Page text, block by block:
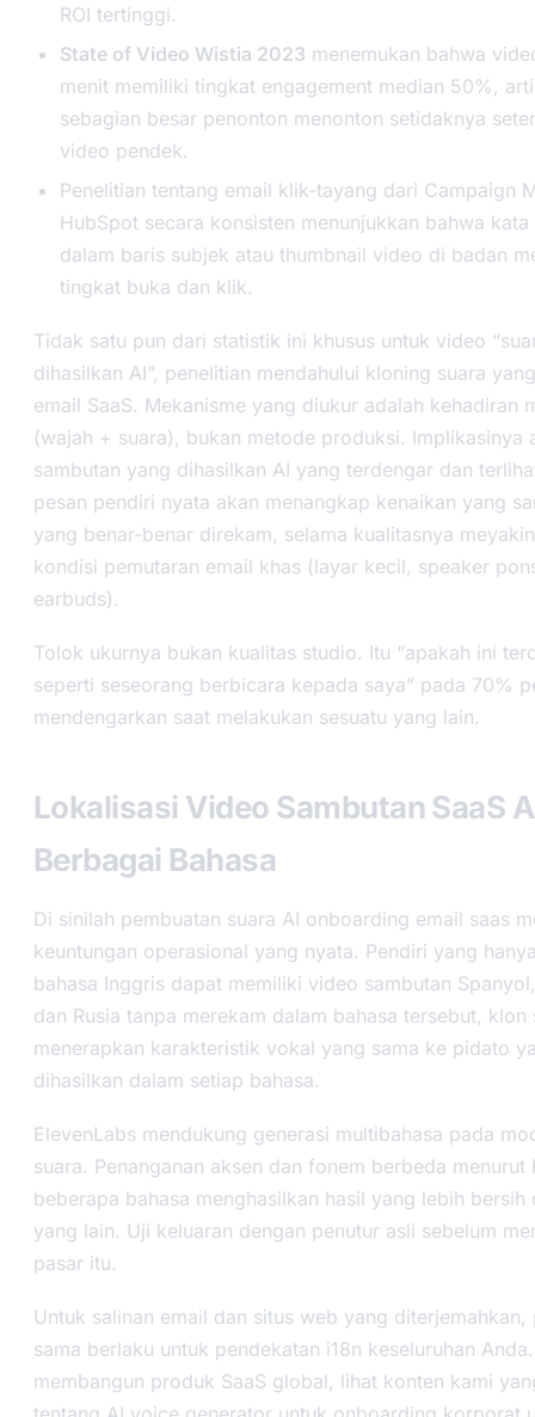
ROI tertinggi.
State of Video Wistia 2023 menemukan bahwa
menit memiliki tingkat engagement median 50%,
sebagian besar penonton menonton setidaknya
video pendek.
Penelitian tentang email klik-tayang dari Campaign
HubSpot secara konsisten menunjukkan bahwa kata
dalam baris subjek atau thumbnail video di badan
tingkat buka dan klik.
Tidak satu pun dari statistik ini khusus untuk video
dihasilkan AI”, penelitian mendahului kloning suara
email SaaS. Mekanisme yang diukur adalah kehadiran
(wajah + suara), bukan metode produksi. Implikasinya
sambutan yang dihasilkan AI yang terdengar dan
pesan pendiri nyata akan menangkap kenaikan yang
yang benar-benar direkam, selama kualitasnya
kondisi pemutaran email khas (layar kecil, speaker
earbuds).
Tolok ukurnya bukan kualitas studio. Itu “apakah ini
seperti seseorang berbicara kepada saya” pada 70%
mendengarkan saat melakukan sesuatu yang lain.
Lokalisasi Video Sambutan SaaS
Berbagai Bahasa
Di sinilah pembuatan suara AI onboarding email saas
keuntungan operasional yang nyata. Pendiri yang
bahasa Inggris dapat memiliki video sambutan
dan Rusia tanpa merekam dalam bahasa tersebut, klon
menerapkan karakteristik vokal yang sama ke pidato
dihasilkan dalam setiap bahasa.
ElevenLabs mendukung generasi multibahasa pada
suara. Penanganan aksen dan fonem berbeda menurut
beberapa bahasa menghasilkan hasil yang lebih bersih
yang lain. Uji keluaran dengan penutur asli sebelum
pasar itu.
Untuk salinan email dan situs web yang
sama berlaku untuk pendekatan i18n keseluruhan
membangun produk SaaS global, lihat konten kami